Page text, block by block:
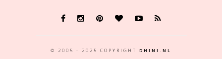
© 2005 - 2025 COPYRIGHT DHINI.NL